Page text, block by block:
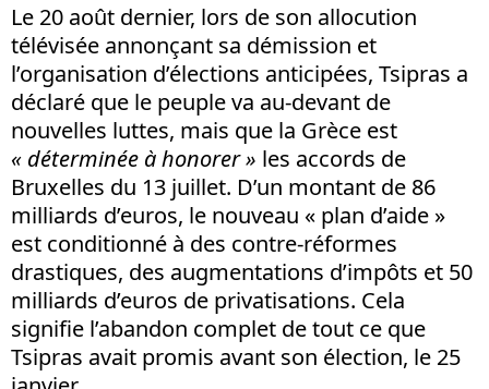
Le 20 août dernier, lors de son allocution
télévisée annonçant sa démission et
l’organisation d’élections anticipées, Tsipras a
déclaré que le peuple va au-devant de
nouvelles luttes, mais que la Grèce est
« déterminée à honorer » les accords de
Bruxelles du 13 juillet. D’un montant de 86
milliards d’euros, le nouveau « plan d’aide »
est conditionné à des contre-réformes
drastiques, des augmentations d’impôts et 50
milliards d’euros de privatisations. Cela
signifie l’abandon complet de tout ce que
Tsipras avait promis avant son élection, le 25